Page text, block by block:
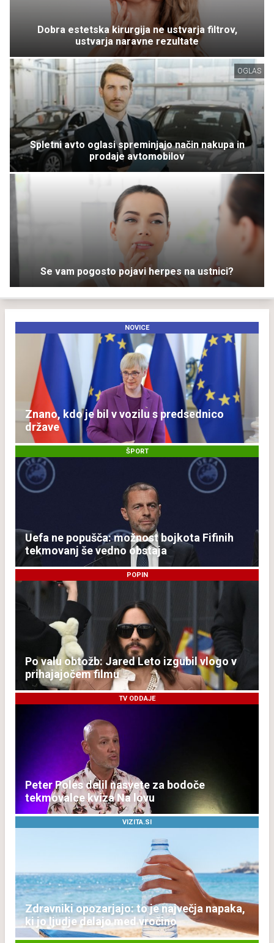
Dobra estetska kirurgija ne ustvarja filtrov,
ustvarja naravne rezultate
OGLAS
Spletni avto oglasi spreminjajo način nakupa in
prodaje avtomobilov
Se vam pogosto pojavi herpes na ustnici?
NOVICE
Znano, kdo je bil v vozilu s predsednico
države
ŠPORT
Uefa ne popušča: možnost bojkota Fifinih
tekmovanj še vedno obstaja
POPIN
Po valu obtožb: Jared Leto izgubil vlogo v
prihajajočem filmu
TV ODDAJE
Peter Poles delil nasvete za bodoče
tekmovalce kviza Na lovu
VIZITA.SI
Zdravniki opozarjajo: to je največja napaka,
ki jo ljudje delajo med vročino